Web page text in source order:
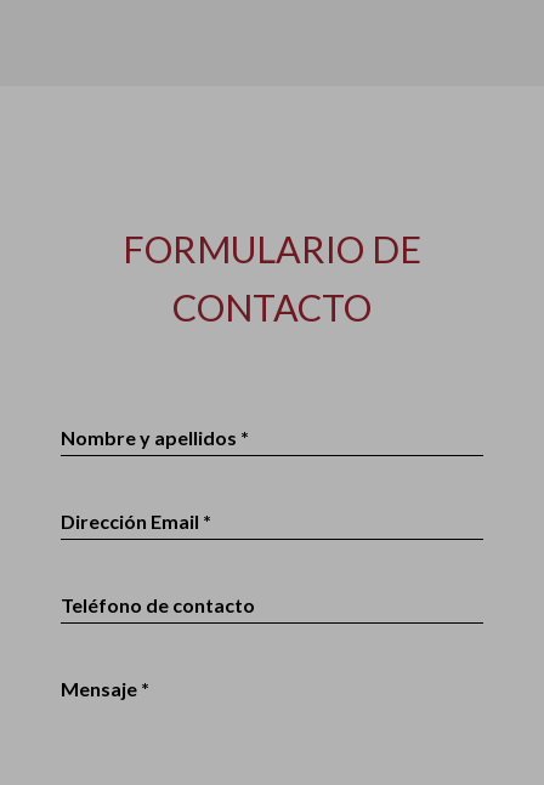
FORMULARIO DE
CONTACTO
Nombre y apellidos *
Dirección Email *
Teléfono de contacto
Mensaje *